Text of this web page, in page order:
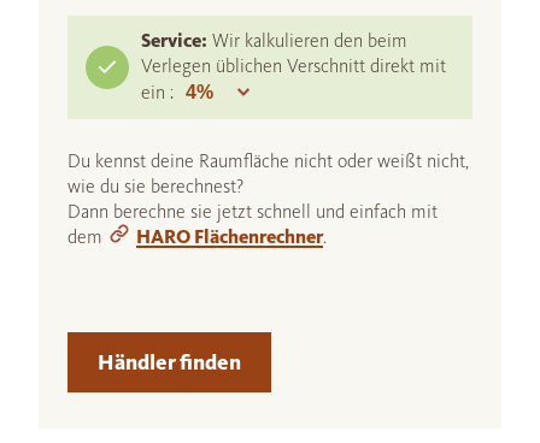
Service: Wir kalkulieren den beim
Verlegen üblichen Verschnitt direkt mit
ein :
Du kennst deine Raumfläche nicht oder weißt nicht,
wie du sie berechnest?
Dann berechne sie jetzt schnell und einfach mit
dem
HARO Flächenrechner.
Händler finden